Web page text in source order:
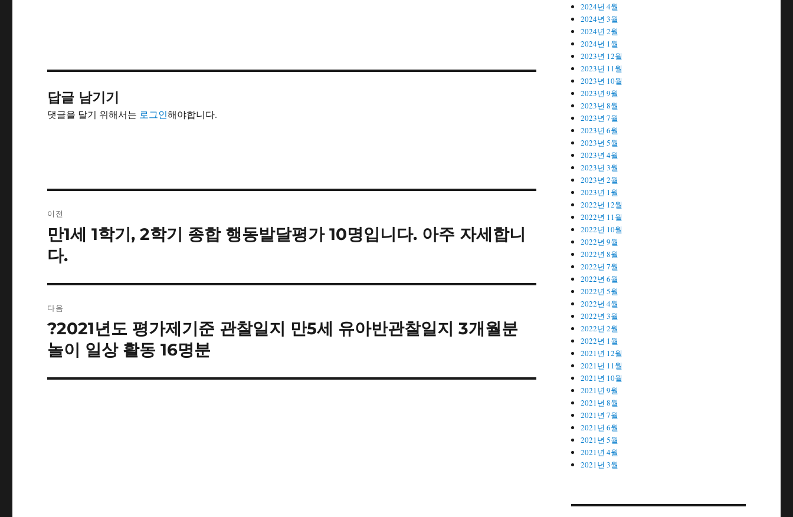
답글 남기기
댓글을 달기 위해서는 로그인해야합니다.
내
비
이
션
이전
이
전
만1세 1학기, 2학기 종합 행동발달평가 10명입니다. 아주 자세합니
다.
다음
다
음
글:
?2021년도 평가제기준 관찰일지 만5세 유아반관찰일지 3개월분
놀이 일상 활동 16명분
2024년 4월
2024년 3월
2024년 2월
2024년 1월
2023년 12월
2023년 11월
2023년 10월
2023년 9월
2023년 8월
2023년 7월
2023년 6월
2023년 5월
2023년 4월
2023년 3월
2023년 2월
2023년 1월
2022년 12월
2022년 11월
2022년 10월
2022년 9월
2022년 8월
2022년 7월
2022년 6월
2022년 5월
2022년 4월
2022년 3월
2022년 2월
2022년 1월
2021년 12월
2021년 11월
2021년 10월
2021년 9월
2021년 8월
2021년 7월
2021년 6월
2021년 5월
2021년 4월
2021년 3월